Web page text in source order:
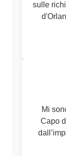
sulle
Mi
Capo